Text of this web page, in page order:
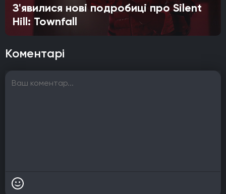
З'явилися нові подробиці про Silent
Hill: Townfall
Коментарі